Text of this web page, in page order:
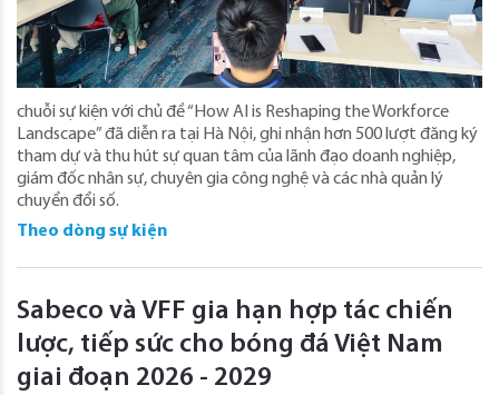
chuỗi sự kiện với chủ đề “How AI is Reshaping the Workforce
Landscape” đã diễn ra tại Hà Nội, ghi nhận hơn 500 lượt đăng ký
tham dự và thu hút sự quan tâm của lãnh đạo doanh nghiệp,
giám đốc nhân sự, chuyên gia công nghệ và các nhà quản lý
chuyển đổi số.
Theo dòng sự kiện
Sabeco và VFF gia hạn hợp tác chiến
lược, tiếp sức cho bóng đá Việt Nam
giai đoạn 2026 - 2029